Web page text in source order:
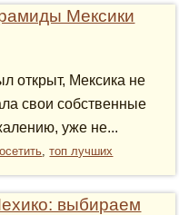
Мексики
открыт, Мексика не
свои собственные
уже не...
,топ лучших
выбираем